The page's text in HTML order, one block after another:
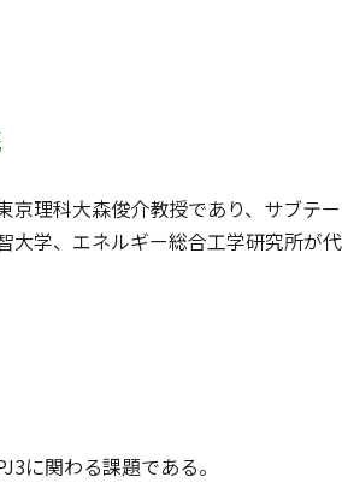
京理科大森俊介教授であり、サブテー
大学、エネルギー総合工学研究所が代
に関わる課題である。